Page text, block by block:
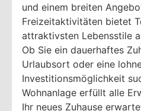
und einem breiten
Freizeitaktivitäten bietet
attraktivsten Lebensstile
Ob Sie ein dauerhaftes
Urlaubsort oder eine
Investitionsmöglichkeit
Wohnanlage erfüllt alle
Ihr neues Zuhause